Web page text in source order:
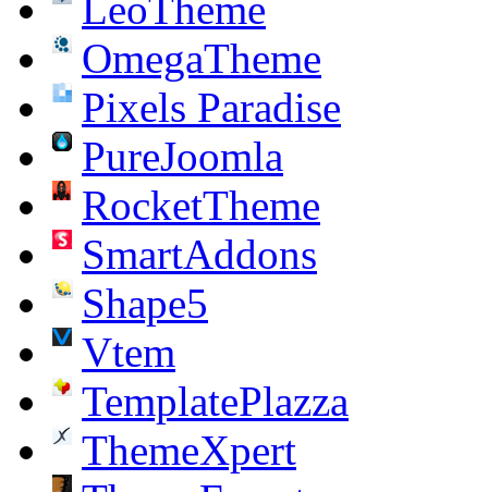
LeoTheme
OmegaTheme
Pixels Paradise
PureJoomla
RocketTheme
SmartAddons
Shape5
Vtem
TemplatePlazza
ThemeXpert